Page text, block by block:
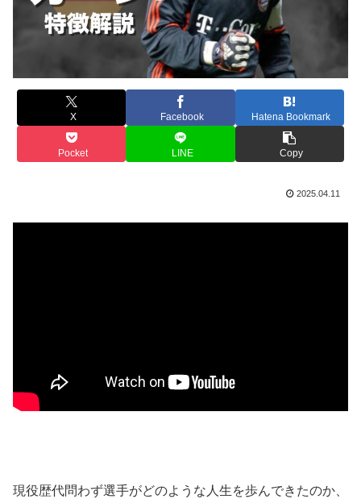
X Facebook Hatena Bookmark
Pocket LINE Copy
2025.04.11
現役歴代問わず選手がどのような人生を歩んできたのか、